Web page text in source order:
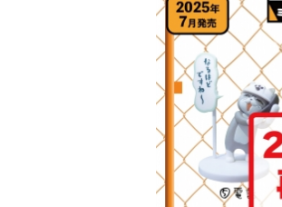
カプセルトイマシン本体